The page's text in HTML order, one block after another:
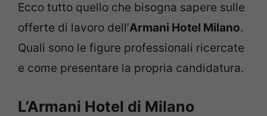
Ecco tutto quello che bisogna sapere sulle
offerte di lavoro dell’Armani Hotel Milano.
Quali sono le figure professionali ricercate
e come presentare la propria candidatura.
L’Armani Hotel di Milano